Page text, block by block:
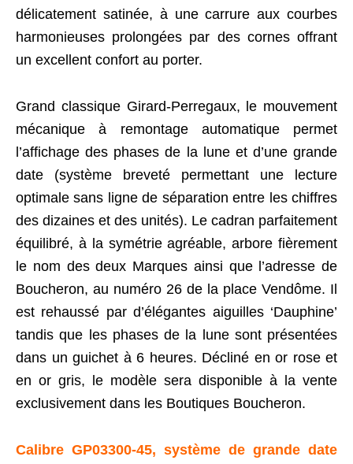
délicatement satinée, à une carrure aux courbes
harmonieuses prolongées par des cornes offrant
un excellent confort au porter.
Grand classique Girard-Perregaux, le mouvement
mécanique à remontage automatique permet
l’affichage des phases de la lune et d’une grande
date (système breveté permettant une lecture
optimale sans ligne de séparation entre les chiffres
des dizaines et des unités). Le cadran parfaitement
équilibré, à la symétrie agréable, arbore fièrement
le nom des deux Marques ainsi que l’adresse de
Boucheron, au numéro 26 de la place Vendôme. Il
est rehaussé par d’élégantes aiguilles ‘Dauphine’
tandis que les phases de la lune sont présentées
dans un guichet à 6 heures. Décliné en or rose et
en or gris, le modèle sera disponible à la vente
exclusivement dans les Boutiques Boucheron.
Calibre GP03300-45, système de grande date